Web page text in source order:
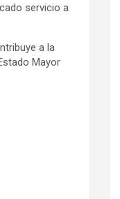
servicio a
a la
Mayor